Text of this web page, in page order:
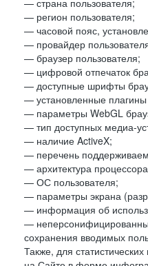
— страна пользователя;
— регион пользователя;
— часовой пояс,
— провайдер
— браузер пользователя;
— цифровой отпечаток
— доступные шрифты
— установленные плагины
— параметры WebGL
— тип доступных медиа-
— наличие ActiveX;
— перечень
— архитектура
— ОС пользователя;
— параметры экрана
— информация об
—
сохранения вводимых
Также, для